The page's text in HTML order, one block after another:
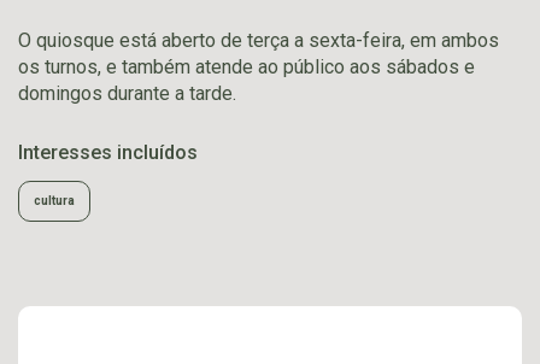
O quiosque está aberto de terça a sexta-feira, em ambos
os turnos, e também atende ao público aos sábados e
domingos durante a tarde.
Interesses incluídos
cultura